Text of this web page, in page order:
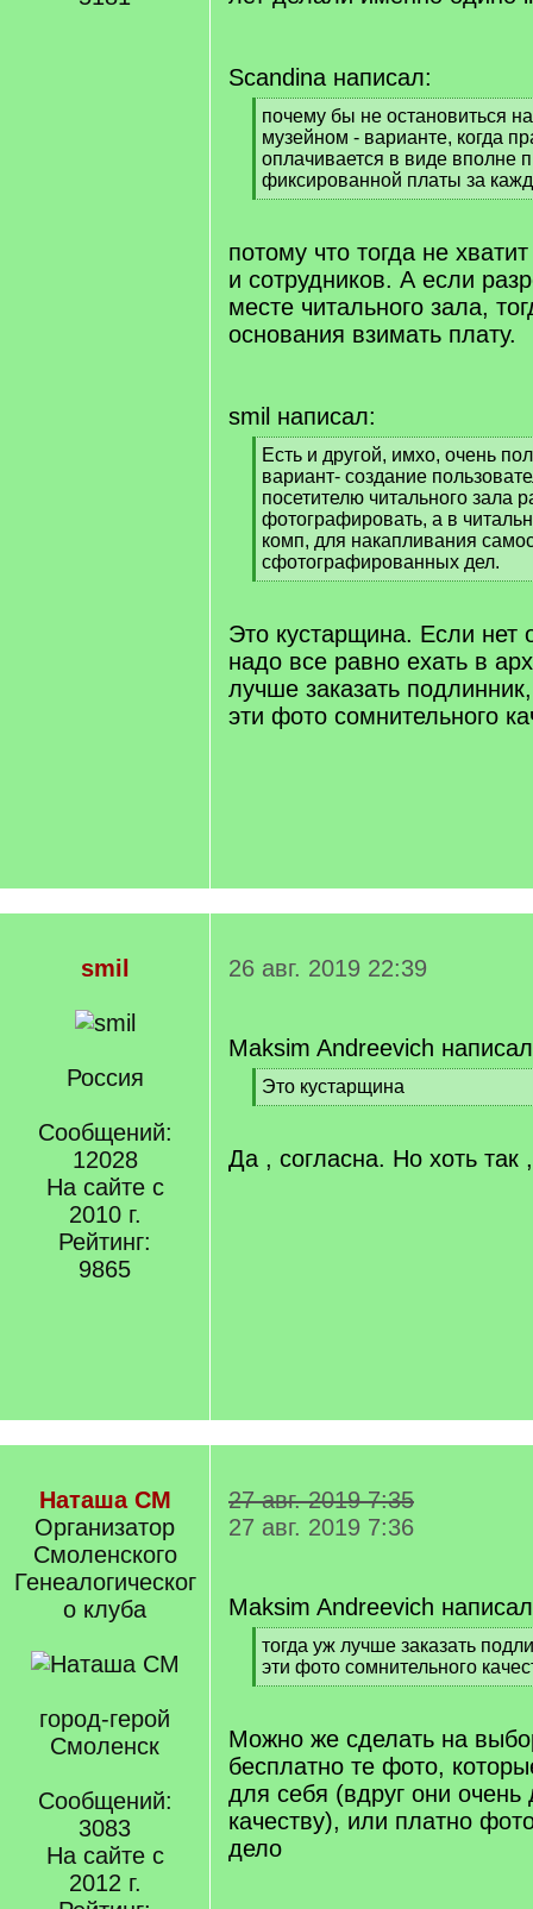
Scandina написал:
[
q
]
почему бы не остановиться
музейном - варианте, когда
оплачивается в виде вполне
фиксированной платы за
[
q
потому что тогда не
и сотрудников. А если
месте читального зала,
основания взимать плату.
smil написал:
[
q
]
Есть и другой, имхо, очень
вариант- создание
посетителю читального зала
фотографировать, а в
комп, для накапливания
сфотографированных дел.
[
q
]
Это кустарщина. Если нет
надо все равно ехать в
лучше заказать
эти фото сомнительного
smil
Россия
Сообщений:
12028
На сайте с
2010 г.
Рейтинг:
9865
26 авг. 2019 22:39
Maksim Andreevich
[
q
Это кустарщина
[
Да , согласна. Но хоть так
Наташа СМ
Организатор
Смоленского
Генеалогическог
о клуба
город-герой
Смоленск
Сообщений:
3083
На сайте с
2012 г.
27 авг. 2019 7:35
27 авг. 2019 7:36
Maksim Andreevich
[
q
]
тогда уж лучше заказать
эти фото сомнительного
[
q
]
Можно же сделать на
бесплатно те фото,
для себя (вдруг они очень
качеству), или платно
дело